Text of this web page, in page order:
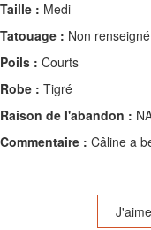
Taille : Medi
Tatouage : Non renseigné
Poils : Courts
Robe : Tigré
Raison de l'abandon :
Commentaire : Câline a